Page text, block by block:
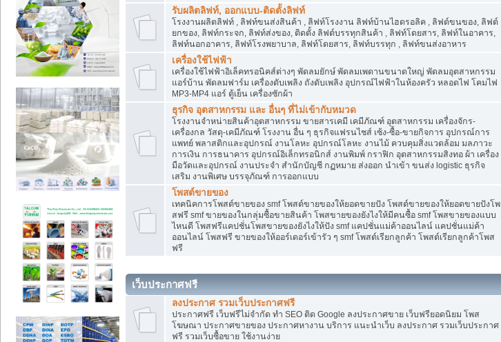
รับผลิตลิฟท์, ออกแบบ-ติดตั้งลิฟท์
โรงงานผลิตลิฟท์ , ลิฟท์ขนส่งสินค้า , ลิฟท์โรงงาน ลิฟท์บ้านไฮดรอลิค , ลิฟต์ขนของ, ลิฟต์
ยกของ, ลิฟท์กระจก, ลิฟท์ส่งของ, ติดตั้ง ลิฟต์บรรทุกสินค้า , ลิฟท์โดยสาร, ลิฟท์ในอาคาร,
ลิฟท์นอกอาคาร, ลิฟท์โรงพยาบาล, ลิฟท์โดยสาร, ลิฟท์บรรทุก , ลิฟท์ขนส่งอาหาร
เครื่องใช้ไฟฟ้า
เครื่องใช้ไฟฟ้าอิเล็คทรอนิคส์ต่างๆ พัดลมยักษ์ พัดลมเพดานขนาดใหญ่ พัดลมอุตสาหกรรม
แอร์บ้าน พัดลมฟาร์ม เครื่องดับเพลิง ถังดับเพลิง อุปกรณ์ไฟฟ้าในห้องครัว หลอดไฟ โคมไฟ
MP3-MP4 แอร์ ตู้เย็น เครื่องซักผ้า
ธุรกิจ อุตสาหกรรม และ อื่นๆ ที่ไม่เข้ากับหมวด
โรงงานจำหน่ายสินค้าอุตสาหกรรม ขายสารเคมี เคมีภัณฑ์ อุตสาหกรรม เครื่องจักร-
เครื่องกล วัสดุ-เคมีภัณฑ์ โรงงาน อื่น ๆ ธุรกิจแฟรนไชส์ เซ้ง-ซื้อ-ขายกิจการ อุปกรณ์การ
แพทย์ พลาสติกและอุปกรณ์ งานโลหะ อุปกรณ์โลหะ งานไม้ ควบคุมสิ่งแวดล้อม มลภาวะ
การเงิน การธนาคาร อุปกรณ์อิเล็กทรอนิกส์ งานพิมพ์ กราฟิก อุตสาหกรรมสิงทอ ผ้า เครื่อง
มือวัดและอุปกรณ์ งานประจำ สำนักบัญชี กฏหมาย ส่งออก นำเข้า ขนส่ง logistic ธุรกิจ
เสริม งานพิเศษ บรรจุภัณฑ์ การออกแบบ
โพสต์ขายของ
เทคนิคการโพสต์ขายของ smf โพสต์ขายของให้ยอดขายปัง โพสต์ขายของให้ยอดขายปังโพ
สฟรี smf ขายของในกลุ่มซื้อขายสินค้า โพสขายของยังไงให้มีคนซื้อ smf โพสขายของแบบ
ไหนดี โพสฟรีแคปชั่นโพสขายของยังไงให้ปัง smf แคปชั่นแม่ค้าออนไลน์ แคปชั่นแม่ค้า
ออนไลน์ โพสฟรี ขายของให้ออร์เดอร์เข้ารัว ๆ smf โพสต์เรียกลูกค้า โพสต์เรียกลูกค้าโพส
ฟรี
เว็บประกาศฟรี
ลงประกาศ รวมเว็บประกาศฟรี
ประกาศฟรี เว็บฟรีไม่จำกัด ทำ SEO ติด Google ลงประกาศขาย เว็บฟรียอดนิยม โพส
โฆษณา ประกาศขายของ ประกาศหางาน บริการ แนะนำเว็บ ลงประกาศ รวมเว็บประกาศ
ฟรี รวมเว็บซื้อขาย ใช้งานง่าย